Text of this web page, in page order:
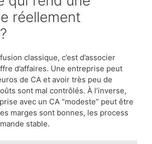
réellement
classique, c’est d’associer
d’affaires. Une entreprise peut
de CA et avoir très peu de
sont mal contrôlés. À l’inverse,
avec un CA “modeste” peut être
marges sont bonnes, les process
stable.